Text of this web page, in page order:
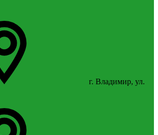
г. Владимир, ул.